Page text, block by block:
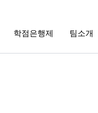
학점은행제 팀소개